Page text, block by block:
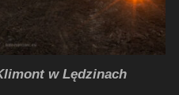
w Lędzinach